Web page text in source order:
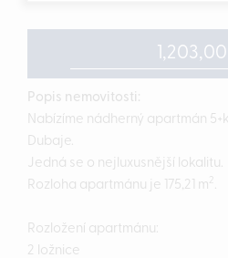
Popis nemovitosti:
Nabízíme nádherný apartmán
Dubaje.
Jedná se o nejluxusnější lokalitu.
Rozloha apartmánu je 175,21 m2 .
Rozložení apartmánu:
2 ložnice